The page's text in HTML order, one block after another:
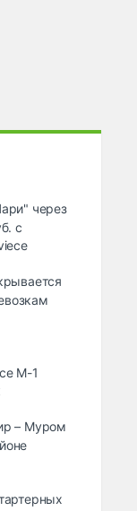
через
с
М-1
– Муром